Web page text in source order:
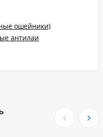
ошейники)
антилаи